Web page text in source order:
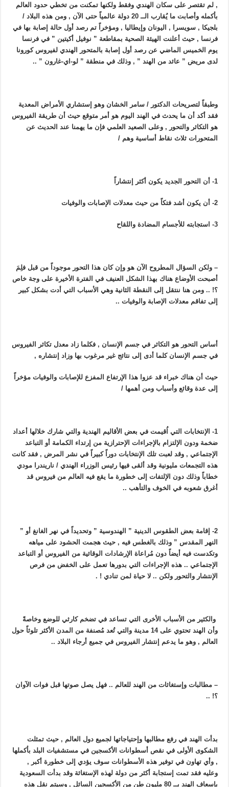
, لم تقتصر على سكان الهندي وفقط ولكنها تمكنت من تخطي حدود العالم
بأكمله وأصابت ما يُقارب الــ 20 دولة عالمياً حتى الآن , ومن هذه البلاد /
بلجيكا , سويسرا , اليونان وإيطاليا , ومؤخراً تم رصد أول حالة إصابة بها في
فرنسا , حيث أعلنت الهيئة الصحية بمقاطعة ” نوفيل أكيتين ” في فرنسا
يوم الخميس الماضي عن رصد أول إصابة بالمتحور الهندي لفيروس كورونا
لدى مريض ” عائد من الهند ” , وذلك في منطقة ” لو-اي-غارون ” ..
وطبقاً لتصريحات الدكتور / سامر الخشان وهو إستشاري الأمراض المعدية
فقد أكد أن ما يحدث في الهند اليوم هو أمر متوقع حيث أن طريقة الفيروس
هو التكاثر والتحور , وعلى الصعيد العلمي فإن ما يهمنا عند الحديث عن
المتحورات ثلاث نقاط أساسية وهم /
1- أن التحور الجديد يكون أكثر إنتشاراً
2- أن يكون أشد فتكاً من حيث معدلات الإصابات والوفيات
3- استجابته للأجسام المضادة واللقاح
– ولكن السؤال المطروح الآن هو وإن كان هذا التحور موجوداً من قبل فلِمَ
أصبحت الأوضاع هناك بهذا الشكل العنيف في الفترة الأخيرة على وجة خاص
؟! .. ومن هنا ننتقل إلى النقطة الثانية وهي الأسباب التي أدت بشكل كبير
إلى تفاقم معدلات الإصابة والوفيات ..
أساس التحور هو التكاثر في جسم الإنسان , فكلما زاد معدل تكاثر الفيروس
في جسم الإنسان كلما أدى إلى نتائج غير مرغوب بها وزاد إنتشاره ,
حيث أن هناك خبراء قد عزوا هذا الإرتفاع المفزع للإصابات والوفيات مؤخراً
إلى عدة وقائع وأسباب ومن أهمها /
1- الإنتخابات التي اُقيمت في بعض الأقاليم الهندية والتي شارك خلالها أعداد
ضخمة ودون الإلتزام بالإجراءات الإحترازية من إرتداء الكمامة أو التباعد
الإجتماعي , وقد لعبت تلك الإنتخابات دوراً كبيراً في نشر المرض , فقد كانت
هذه التجمعات مليونية وقد ألقى فيها رئيس الوزراء الهندي / ناريندرا مودي
خطاباً وذلك دون الإلتفات إلى خطورة ما يقع فيه العالم من فيروس قد
أغرق شعوبه في الخوف والتأهب ..
2- إقامة بعض الطقوس الدينية ” الهندوسية ” وتحديداً في نهر الغانغ أو ”
النهر المقدس ” وذلك بالغطس فيه , حيث هجمت الحشود على مياهه
وتكدست فيه أيضاً دون مُراعاة الإرشادات الوقائية من الفيروس أو التباعد
الإجتماعي .. هذه الإجراءات التي بدورها تعمل على الخفض من فرص
الإنتشار والتحور ولكن .. لا حياة لمن تنادي ! .
والكثير من الأسباب الأخرى التي تساعد في تضخم كارثي للوضع وخاصةً
وأن الهند تحتوي على 14 مدينة والتي تُعد مُصنفة من المدن الأكثر تلوثاً حول
العالم , وهو ما يدعم إنتشار الفيروس في جميع أرجاء البلاد ..
– مطالبات وإستغاثات من الهند للعالم .. فهل يصل صوتها قبل فوات الآوان
؟! ..
بدأت الهند في رفع مطالبها وإحتياجاتها لجميع دول العالم , حيث تمثلت
الشكوى الأولى في نقص أسطوانات الأكسجين في مستشفيات البلد بأكملها
, وأي تهاون في توفير هذه الأسطوانات سوف يؤدي إلى خطورة أكبر ,
وعليه فقد تمت إستجابة أكثر من دولة لهذه الإستغاثة وقد بدأت السعودية
بإسعاف الهند بــ 80 مليون طن من الأكسجين السائل , وسيتم نقل هذه